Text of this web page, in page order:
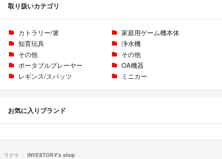
取り扱いカテゴリ
カトラリー/箸
家庭用ゲーム機本体
知育玩具
浄水機
その他
その他
ポータブルプレーヤー
OA機器
レギンス/スパッツ
ミニカー
お気に入りブランド
ラクマ INVESTOR-Y's shop